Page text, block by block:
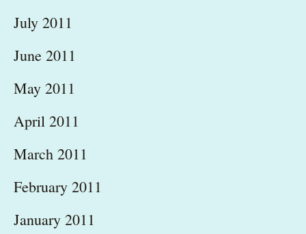
July 2011
June 2011
May 2011
April 2011
March 2011
February 2011
January 2011